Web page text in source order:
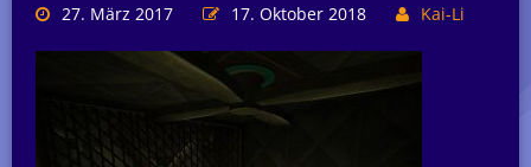
27. März 2017 17. Oktober 2018 Kai-Li